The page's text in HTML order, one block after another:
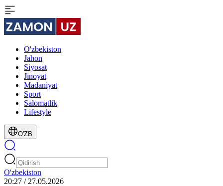
O'zbekiston
Jahon
Siyosat
Jinoyat
Madaniyat
Sport
Salomatlik
Lifestyle
O'ZB
O'zbekiston
20:27 / 27.05.2026